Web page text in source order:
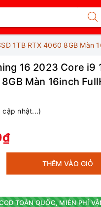
1TB RTX 4060 8GB Màn
16 2023 Core i9
Màn 16inch
cập nhật...)
THÊM VÀO GIỎ
TOÀN QUỐC, MIỄN PHÍ